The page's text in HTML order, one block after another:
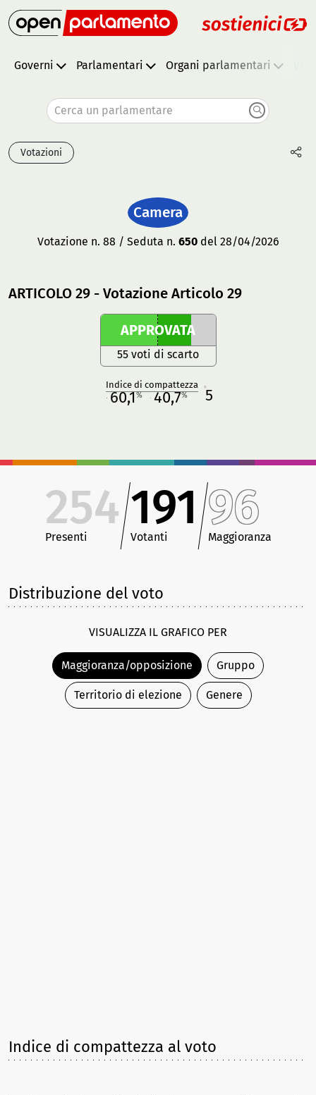
Governi Parlamentari Organi parlamentari
Cerca un parlamentare
Votazioni
Camera
Votazione n. 88 / Seduta n. 650del 28/04/2026
ARTICOLO 29 - Votazione Articolo 29
APPROVATA
55 voti di scarto
Indice di compattezza
60,1% 40,7% 5
254
Presenti
191
Votanti
96
Maggioranza
Distribuzione del voto
VISUALIZZA IL GRAFICO PER
Maggioranza/opposizione Gruppo
Territorio di elezione Genere
Indice di compattezza al voto